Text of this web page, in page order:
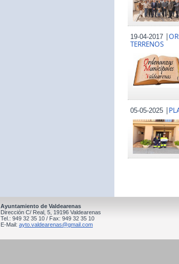
19-04-2017 |
TERRENOS
05-05-2025 |
Ayuntamiento de Valdearenas
Dirección C/ Real, 5, 19196 Valdearenas
Tel.: 949 32 35 10 / Fax: 949 32 35 10
E-Mail: ayto.valdearenas@gmail.com